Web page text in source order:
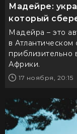
Мадейре:
который
Мадейра – это
в
приблизительно
Африки.
17 ноября, 20:15